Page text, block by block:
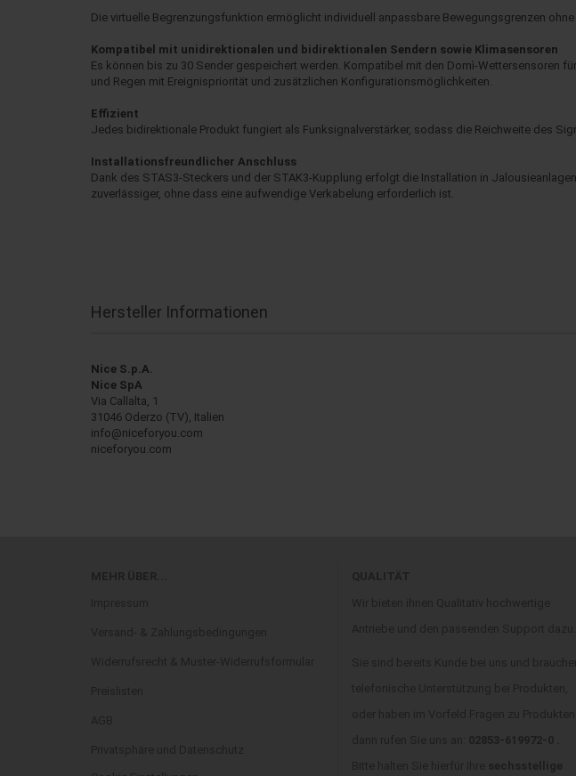
Die virtuelle Begrenzungsfunktion ermöglicht individuell anpassbare Bewegungsgrenzen
Kompatibel mit unidirektionalen und bidirektionalen Sendern sowie Klimasensoren
Es können bis zu 30 Sender gespeichert werden. Kompatibel mit den Domì-Wettersensoren
und Regen mit Ereignispriorität und zusätzlichen Konfigurationsmöglichkeiten.
Effizient
Jedes bidirektionale Produkt fungiert als Funksignalverstärker, sodass die Reichweite des
Installationsfreundlicher Anschluss
Dank des STAS3-Steckers und der STAK3-Kupplung erfolgt die Installation in
zuverlässiger, ohne dass eine aufwendige Verkabelung erforderlich ist.
Hersteller Informationen
Nice S.p.A.
Nice SpA
Via Callalta, 1
31046 Oderzo (TV), Italien
info@niceforyou.com
niceforyou.com